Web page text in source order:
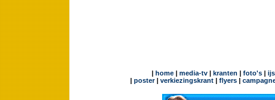
| home| media-tv| kranten | foto's|
| poster| verkiezingskrant | flyers |